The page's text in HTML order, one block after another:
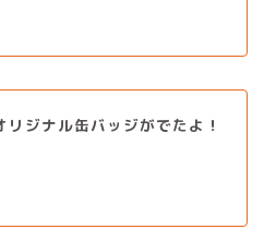
リジナル缶バッジがでたよ！